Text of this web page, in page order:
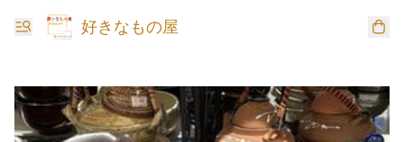
好きなもの屋